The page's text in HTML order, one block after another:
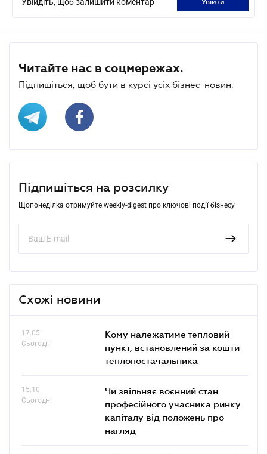
Читайте нас в соцмережах.
Підпишіться, щоб бути в курсі усіх бізнес-новин.
Підпишіться на розсилку
Щопонеділка отримуйте weekly-digest про ключові події бізнесу
Схожі новини
17.05
Сьогодні
Кому належатиме тепловий
пункт, встановлений за кошти
теплопостачальника
15.10
Сьогодні
Чи звільняє воєнний стан
професійного учасника ринку
капіталу від положень про
нагляд